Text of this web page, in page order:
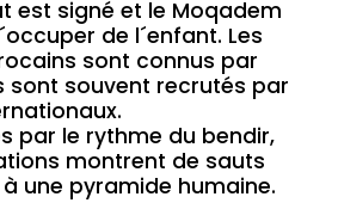
est signé et le Moqadem
de l´enfant. Les
sont connus par
sont souvent recrutés par
par le rythme du bendir,
montrent de sauts
une pyramide humaine.